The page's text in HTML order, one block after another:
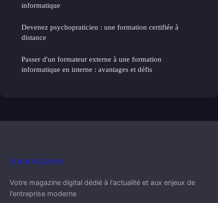
informatique
Devenez psychopraticien : une formation certifiée à
distance
Passer d'un formateur externe à une formation
informatique en interne : avantages et défis
Innovizzone
Votre magazine digital dédié à l'actualité et aux enjeux de
l'entreprise moderne